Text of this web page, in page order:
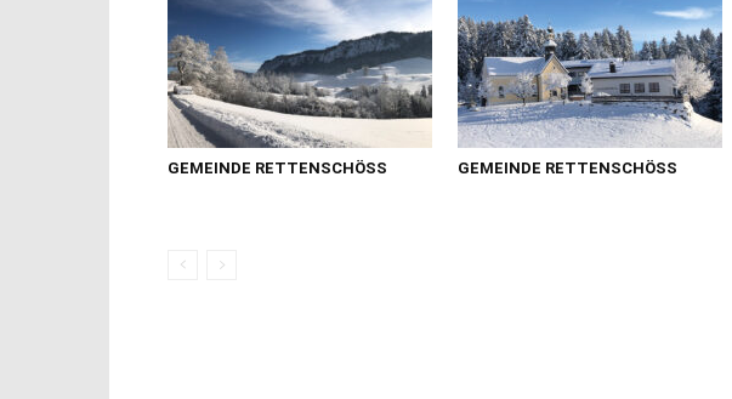
GEMEINDE RETTENSCHÖSS GEMEINDE RETTENSCHÖSS